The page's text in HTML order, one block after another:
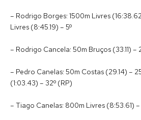
– Rodrigo Borges: 1500m Livres
Livres (8:45.19) – 5º
– Rodrigo Cancela: 50m Bruços (33.11) –
– Pedro Canelas: 50m Costas (29.14) –
(1:03.43) – 32º (RP)
– Tiago Canelas: 800m Livres (8:53.61) –